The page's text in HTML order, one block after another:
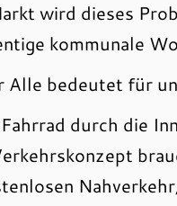
wird dieses
kommunale
Alle bedeutet für
durch die